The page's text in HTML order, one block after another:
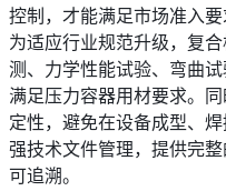
控制，才能满足市场准入要
为适应行业规范升级，复
测、力学性能试验、弯曲
满足压力容器用材要求。
定性，避免在设备成型、
强技术文件管理，提供完
可追溯。